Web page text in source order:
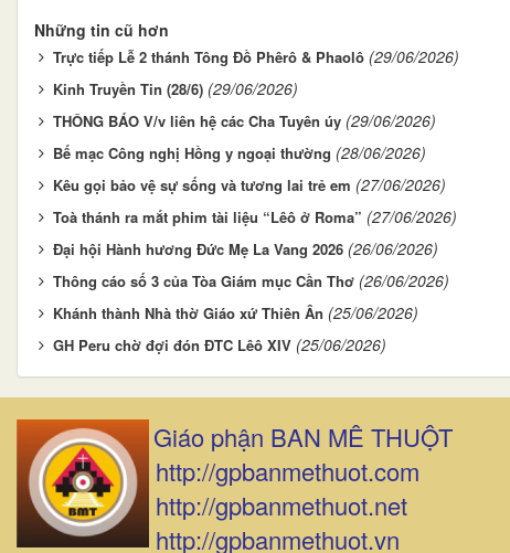
Những tin cũ hơn
Trực tiếp Lễ 2 thánh Tông Đồ Phêrô & Phaolô (29/06/2026)
Kinh Truyền Tin (28/6) (29/06/2026)
THÔNG BÁO V/v liên hệ các Cha Tuyên úy (29/06/2026)
Bế mạc Công nghị Hồng y ngoại thường (28/06/2026)
Kêu gọi bảo vệ sự sống và tương lai trẻ em (27/06/2026)
Toà thánh ra mắt phim tài liệu “Lêô ở Roma” (27/06/2026)
Đại hội Hành hương Đức Mẹ La Vang 2026 (26/06/2026)
Thông cáo số 3 của Tòa Giám mục Cần Thơ (26/06/2026)
Khánh thành Nhà thờ Giáo xứ Thiên Ân (25/06/2026)
GH Peru chờ đợi đón ĐTC Lêô XIV (25/06/2026)
Giáo phận BAN MÊ THUỘT
http://gpbanmethuot.com
http://gpbanmethuot.net
http://gpbanmethuot.vn